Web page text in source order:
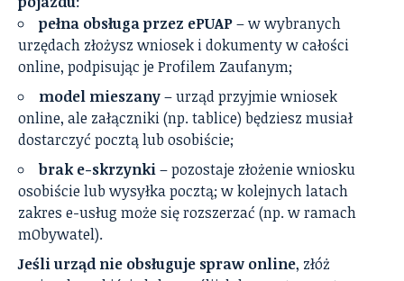
pełna obsługa przez ePUAP– w wybranych
urzędach złożysz wniosek i dokumenty w całości
online, podpisując je Profilem Zaufanym;
model mieszany– urząd przyjmie wniosek
online, ale załączniki (np. tablice) będziesz musiał
dostarczyć pocztą lub osobiście;
brak e-skrzynki– pozostaje złożenie wniosku
osobiście lub wysyłka pocztą; w kolejnych latach
zakres e-usług może się rozszerzać (np. w ramach
mObywatel).
Jeśli urząd nie obsługuje spraw online, złóż